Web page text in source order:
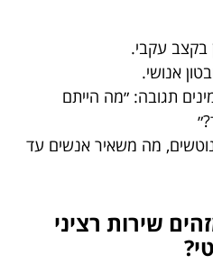
בקצב עקבי.
אנושי.
תגובה: ״מה הייתם
מה משאיר אנשים עד
שירות רציני